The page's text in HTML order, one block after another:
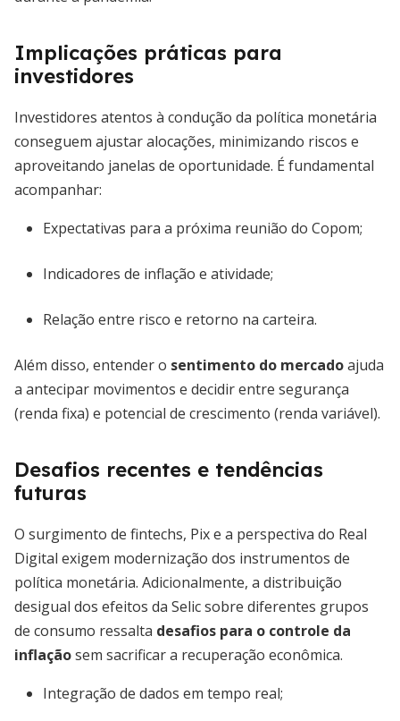
Implicações práticas para
investidores
Investidores atentos à condução da política monetária
conseguem ajustar alocações, minimizando riscos e
aproveitando janelas de oportunidade. É fundamental
acompanhar:
Expectativas para a próxima reunião do Copom;
Indicadores de inflação e atividade;
Relação entre risco e retorno na carteira.
Além disso, entender o sentimento do mercadoajuda
a antecipar movimentos e decidir entre segurança
(renda fixa) e potencial de crescimento (renda variável).
Desafios recentes e tendências
futuras
O surgimento de fintechs, Pix e a perspectiva do Real
Digital exigem modernização dos instrumentos de
política monetária. Adicionalmente, a distribuição
desigual dos efeitos da Selic sobre diferentes grupos
de consumo ressalta desafios para o controle da
inflaçãosem sacrificar a recuperação econômica.
Integração de dados em tempo real;